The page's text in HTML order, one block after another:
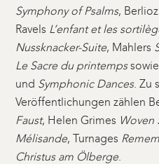
Symphony of Psalms,
Ravels L’enfant et les
Nussknacker-Suite, Mahlers
Le Sacre du printempssowie
und Symphonic Dances. Zu
Veröffentlichungen zählen
Faust, Helen Grimes Woven
Mélisande, Turnages
Christus am Ölberge.